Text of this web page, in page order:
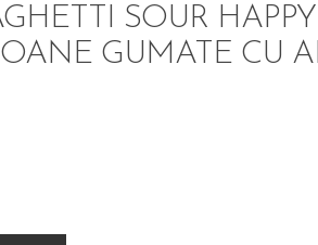
SOUR
GUMATE CU